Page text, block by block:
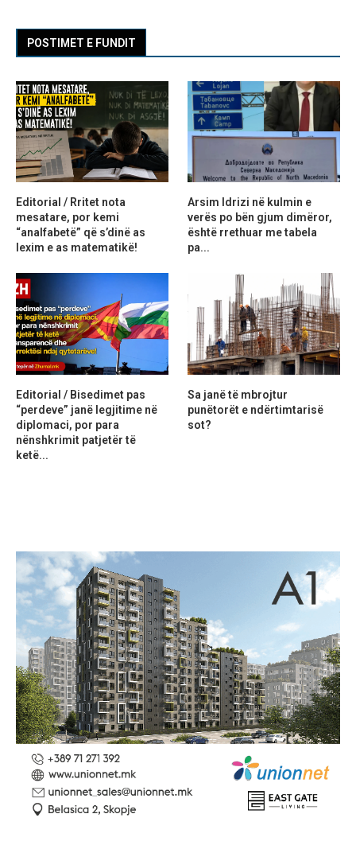
POSTIMET E FUNDIT
Editorial / Rritet nota
mesatare, por kemi
“analfabetë” që s’dinë as
lexim e as matematikë!
Arsim Idrizi në kulmin e
verës po bën gjum dimëror,
është rrethuar me tabela
pa...
Editorial / Bisedimet pas
“perdeve” janë legjitime në
diplomaci, por para
nënshkrimit patjetër të
ketë...
Sa janë të mbrojtur
punëtorët e ndërtimtarisë
sot?